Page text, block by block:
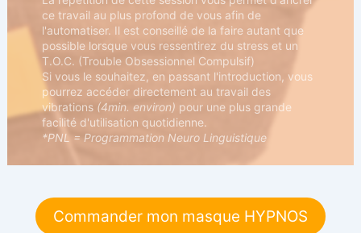
ce travail au plus profond de vous afin de
l'automatiser. Il est conseillé de la faire autant que
possible lorsque vous ressentirez du stress et un
T.O.C. (Trouble Obsessionnel Compulsif)
Si vous le souhaitez, en passant l'introduction, vous
pourrez accéder directement au travail des
vibrations (4min. environ) pour une plus grande
facilité d'utilisation quotidienne.
*PNL = Programmation Neuro Linguistique
Commander mon masque HYPNOS